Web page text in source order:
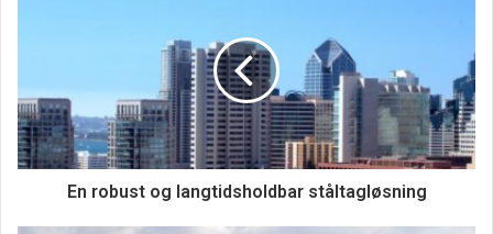
Har du en drøm om at have et langt og lækkert hår med
masser af fylde? Er virkeligheden den, at dit hår er fint,
flyvsk og har svært ved at blive meget længere end til
dine skuldre, uden at det spalter og bliver fladt? Så er der
En robust og langtidsholdbar ståltagløsning